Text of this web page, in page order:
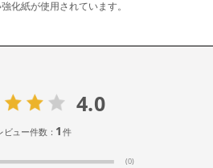
化紙が使用されています。
4.0
ビュー件数： 1件
(0)